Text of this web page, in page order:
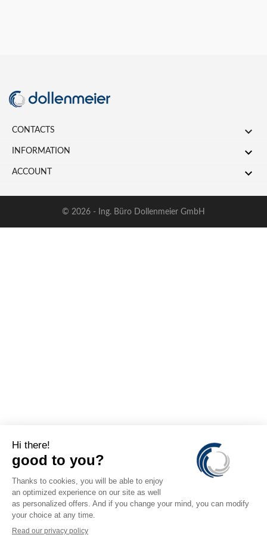
CONTACTS 
INFORMATION 
ACCOUNT 
© 2026 - Ing. Büro Dollenmeier GmbH